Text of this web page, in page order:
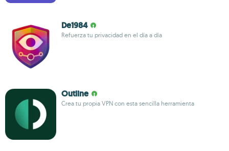
De1984
Refuerza tu privacidad en el día a día
Outline
Crea tu propia VPN con esta sencilla herramienta